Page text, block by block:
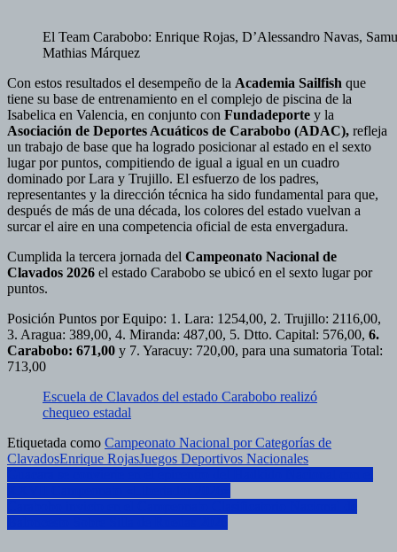
El Team Carabobo: Enrique Rojas, D’Alessandro Navas,
Mathias Márquez
Con estos resultados el desempeño de la Academia Sailfish que
tiene su base de entrenamiento en el complejo de piscina de la
Isabelica en Valencia, en conjunto con Fundadeporte y la
Asociación de Deportes Acuáticos de Carabobo (ADAC), refleja
un trabajo de base que ha logrado posicionar al estado en el sexto
lugar por puntos, compitiendo de igual a igual en un cuadro
dominado por Lara y Trujillo. El esfuerzo de los padres,
representantes y la dirección técnica ha sido fundamental para que,
después de más de una década, los colores del estado vuelvan a
surcar el aire en una competencia oficial de esta envergadura.
Cumplida la tercera jornada del Campeonato Nacional de
Clavados 2026 el estado Carabobo se ubicó en el sexto lugar por
puntos.
Posición Puntos por Equipo: 1. Lara: 1254,00, 2. Trujillo: 2116,00,
3. Aragua: 389,00, 4. Miranda: 487,00, 5. Dtto. Capital: 576,00, 6.
Carabobo: 671,00 y 7. Yaracuy: 720,00, para una sumatoria Total:
713,00
Escuela de Clavados del estado Carabobo realizó
chequeo estadal
Etiquetada como Campeonato Nacional por Categorías de
ClavadosEnrique RojasJuegos Deportivos Nacionales
Navegación
de
entradas